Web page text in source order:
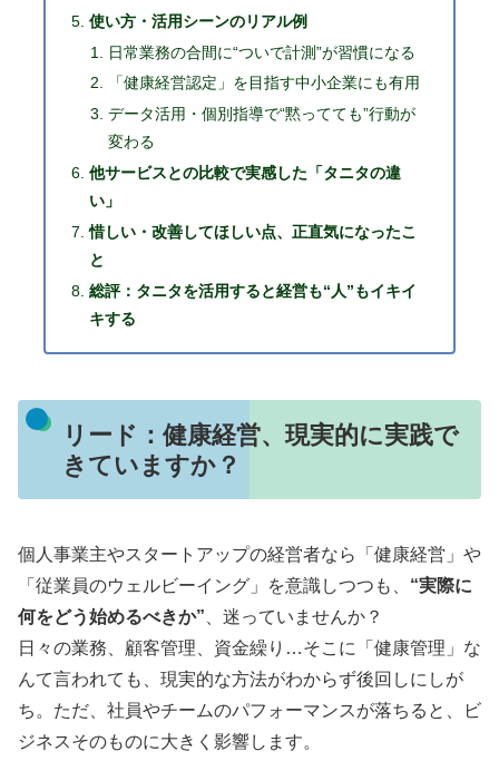
使い方・活用シーンのリアル例
日常業務の合間に“ついで計測”が習慣になる
「健康経営認定」を目指す中小企業にも有用
データ活用・個別指導で“黙ってても”行動が
変わる
他サービスとの比較で実感した「タニタの違
い」
惜しい・改善してほしい点、正直気になったこ
と
総評：タニタを活用すると経営も“人”もイキイ
キする
リード：健康経営、現実的に実践で
きていますか？
個人事業主やスタートアップの経営者なら「健康経営」や
「従業員のウェルビーイング」を意識しつつも、 “実際に
何をどう始めるべきか” 、迷っていませんか？
日々の業務、顧客管理、資金繰り…そこに「健康管理」な
んて言われても、現実的な方法がわからず後回しにしが
ち。ただ、社員やチームのパフォーマンスが落ちると、ビ
ジネスそのものに大きく影響します。